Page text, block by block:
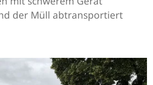
der Müll abtransportiert